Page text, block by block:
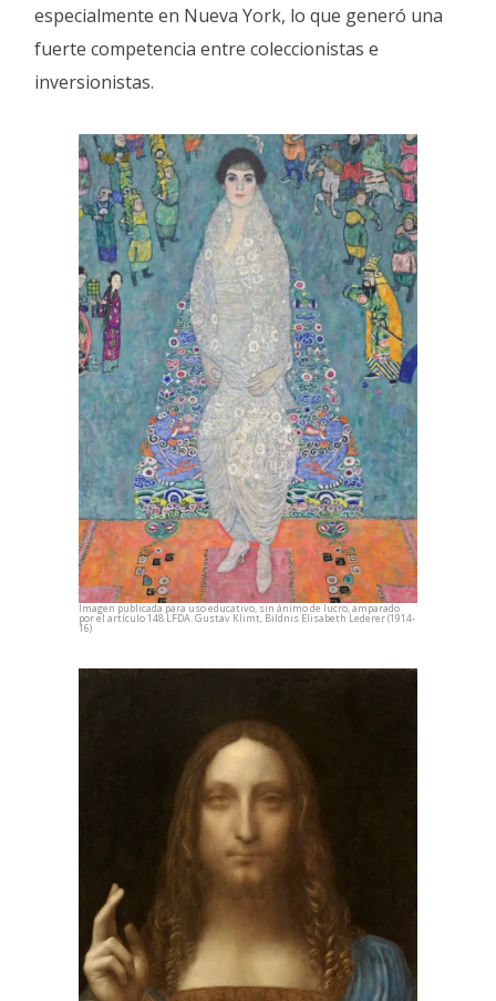
especialmente en Nueva York, lo que generó una
fuerte competencia entre coleccionistas e
inversionistas.
Imagen publicada para uso educativo, sin ánimo de lucro, amparado
por el artículo 148 LFDA. Gustav Klimt, Bildnis Elisabeth Lederer (1914-
16)